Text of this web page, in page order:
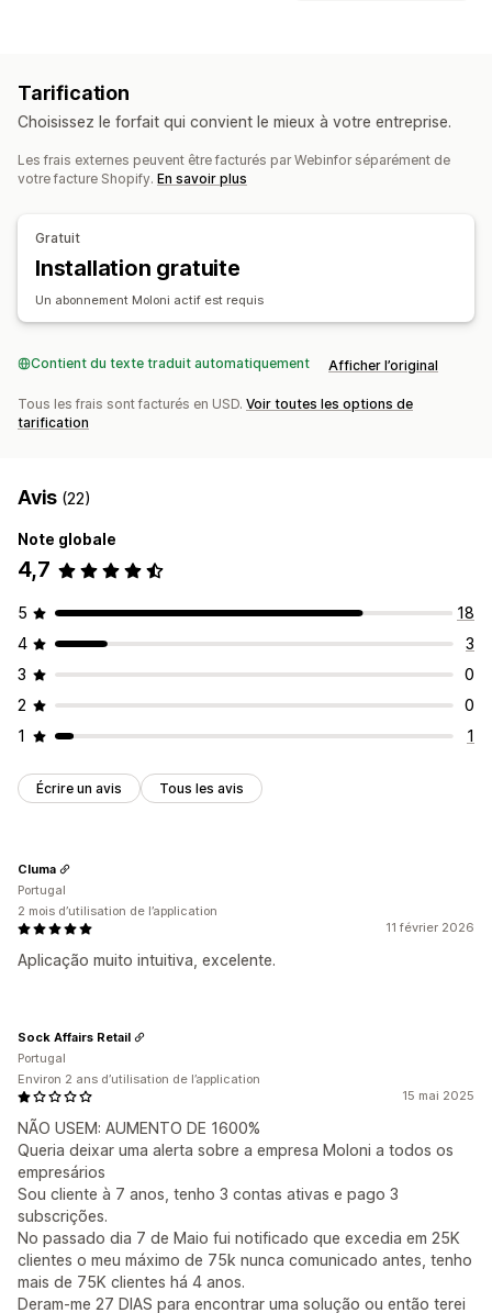
Gestion de fichiers
Tarification
Choisissez le forfait qui convient le mieux à votre entreprise.
Les frais externes peuvent être facturés par Webinfor séparément de
votre facture Shopify. En savoir plus
Gratuit
Installation gratuite
Un abonnement Moloni actif est requis
Contient du texte traduit automatiquement Afficher l’original
Tous les frais sont facturés en USD. Voir toutes les options de
tarification
Avis (22)
Note globale
4,7
5
18
4
3
3
0
2
0
1
1
Écrire un avis Tous les avis
11 février 2026
Aplicação muito intuitiva, excelente.
Cluma
Portugal
2 mois d’utilisation de l’application
15 mai 2025
NÃO USEM: AUMENTO DE 1600%
Queria deixar uma alerta sobre a empresa Moloni a todos os
empresários
Sou cliente à 7 anos, tenho 3 contas ativas e pago 3
subscrições.
No passado dia 7 de Maio fui notificado que excedia em 25K
clientes o meu máximo de 75k nunca comunicado antes, tenho
mais de 75K clientes há 4 anos.
Deram-me 27 DIAS para encontrar uma solução ou então terei
Sock Affairs Retail
Portugal
Environ 2 ans d’utilisation de l’application